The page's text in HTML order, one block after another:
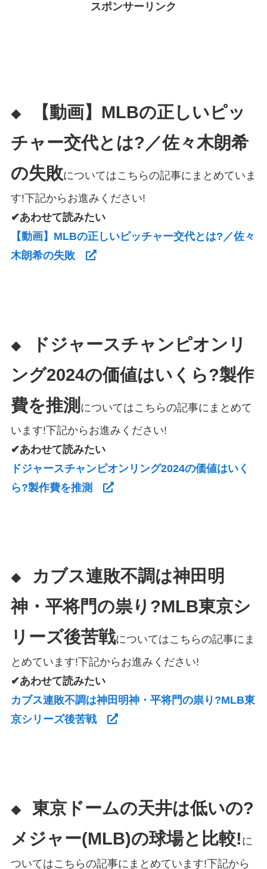
スポンサーリンク
◆
【動画】MLBの正しいピッ
チャー交代とは?／佐々木朗希
の失敗についてはこちらの記事にまとめていま
す!下記からお進みください!
✔あわせて読みたい
【動画】MLBの正しいピッチャー交代とは?／佐々
木朗希の失敗
◆
ドジャースチャンピオンリ
ング2024の価値はいくら?製作
費を推測 についてはこちらの記事にまとめて
います!下記からお進みください!
✔あわせて読みたい
ドジャースチャンピオンリング2024の価値はいく
ら?製作費を推測
◆
カブス連敗不調は神田明
神・平将門の祟り?MLB東京シ
リーズ後苦戦についてはこちらの記事にま
とめています!下記からお進みください!
✔あわせて読みたい
カブス連敗不調は神田明神・平将門の祟り?MLB東
京シリーズ後苦戦
◆ 東京ドームの天井は低いの?
メジャー(MLB)の球場と比較! に
ついてはこちらの記事にまとめています!下記から